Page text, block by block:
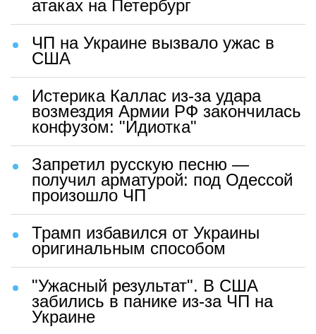
атаках на Петербург
ЧП на Украине вызвало ужас в
США
Истерика Каллас из-за удара
возмездия Армии РФ закончилась
конфузом: "Идиотка"
Запретил русскую песню —
получил арматурой: под Одессой
произошло ЧП
Трамп избавился от Украины
оригинальным способом
"Ужасный результат". В США
забились в панике из-за ЧП на
Украине